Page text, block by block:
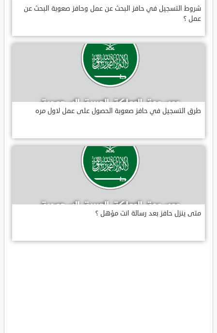
شروط التسجيل في حافز البحث عن عمل وحافز صعوبة البحث عن
عمل ؟
طرق التسجيل في حافز صعوبة الحصول على عمل لاول مره
متى ينزل حافز بعد رسالة انت مؤهل ؟